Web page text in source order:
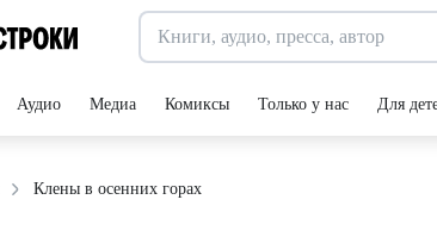
Аудио Медиа Комиксы Только у нас Для
Клены в осенних горах